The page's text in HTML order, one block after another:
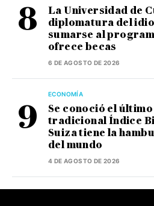
La Universidad de
diplomatura del
sumarse al
ofrece becas
6 DE AGOSTO DE 2026
ECONOMÍA
Se conoció el
tradicional Índice
Suiza tiene la
del mundo
4 DE AGOSTO DE 2026